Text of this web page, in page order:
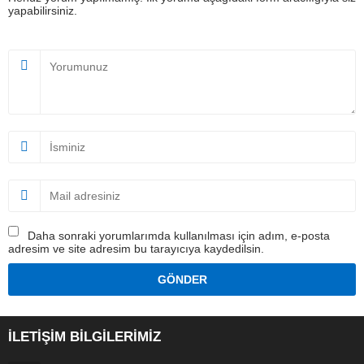
yapabilirsiniz.
Daha sonraki yorumlarımda kullanılması için adım, e-posta
adresim ve site adresim bu tarayıcıya kaydedilsin.
İLETİŞİM BİLGİLERİMİZ